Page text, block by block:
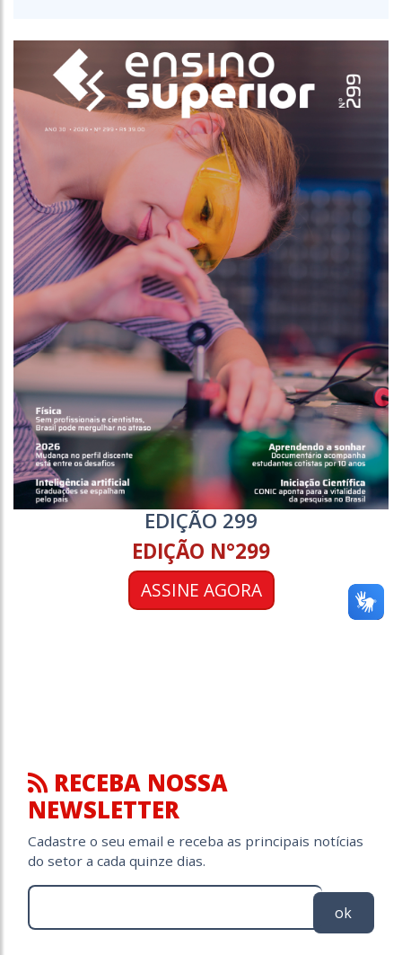
EDIÇÃO 299
EDIÇÃO N°299
ASSINE AGORA
RECEBA NOSSA
NEWSLETTER
Cadastre o seu email e receba as principais notícias
do setor a cada quinze dias.
ok